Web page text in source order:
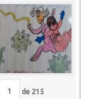
de 215